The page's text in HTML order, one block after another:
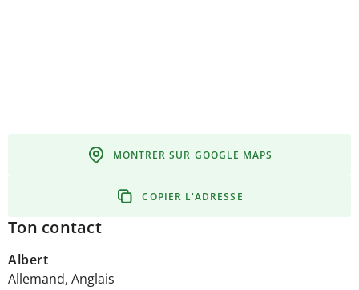
MONTRER SUR GOOGLE MAPS
COPIER L'ADRESSE
Ton contact
Albert
Allemand, Anglais